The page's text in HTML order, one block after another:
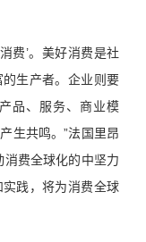
费’。美好消费是社
生产者。企业则要
品、服务、商业模
生共鸣。”法国里昂
消费全球化的中坚力
践，将为消费全球